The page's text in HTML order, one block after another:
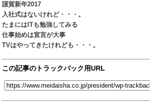
謹賀新年2017
入社式はないけれど・・・。
たまにはITも勉強してみる
仕事始めは宣言が大事
TVはやってきたけれども・・・。
この記事のトラックバック用URL